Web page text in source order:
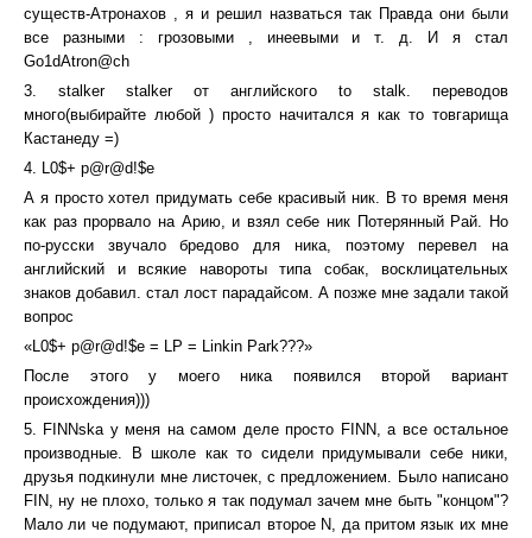
существ-Атронахов , я и решил назваться так Правда они были
все разными : грозовыми , инеевыми и т. д. И я стал
Go1dAtron@ch
3. stalker stalker от английского to stalk. переводов
много(выбирайте любой ) просто начитался я как то товгарища
Кастанеду =)
4. L0$+ p@r@d!$e
А я просто хотел придумать себе красивый ник. В то время меня
как раз прорвало на Арию, и взял себе ник Потерянный Рай. Но
по-русски звучало бредово для ника, поэтому перевел на
английский и всякие навороты типа собак, восклицательных
знаков добавил. стал лост парадайсом. А позже мне задали такой
вопрос
«L0$+ p@r@d!$e = LP = Linkin Park???»
После этого у моего ника появился второй вариант
происхождения)))
5. FINNska у меня на самом деле просто FINN, а все остальное
производные. В школе как то сидели придумывали себе ники,
друзья подкинули мне листочек, с предложением. Было написано
FIN, ну не плохо, только я так подумал зачем мне быть "концом"?
Мало ли че подумают, приписал второе N, да притом язык их мне